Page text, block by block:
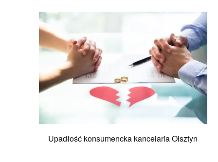
Upadłość konsumencka kancelaria Olsztyn